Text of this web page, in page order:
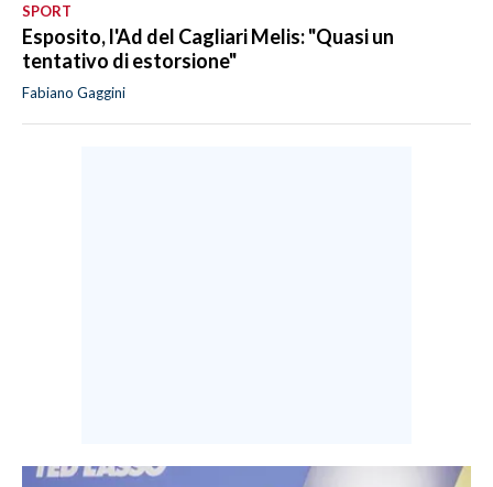
SPORT
Esposito, l'Ad del Cagliari Melis: "Quasi un
tentativo di estorsione"
Fabiano Gaggini